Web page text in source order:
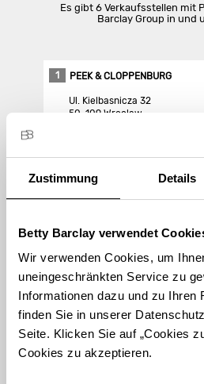
Zustimmung Details
Betty Barclay verwendet
Wir verwenden Cookies, um
uneingeschränkten Service zu
Informationen dazu und zu Ihren
finden Sie in unserer
Seite. Klicken Sie auf „Cookies
Cookies zu akzeptieren.
Es gibt 6 Verkaufsstellen mit
Barclay Group in und
1 PEEK & CLOPPENBURG
Ul. Kielbasnicza 32
50-109 Wroclaw
Store Landing-Page
Route berechnen
STORE